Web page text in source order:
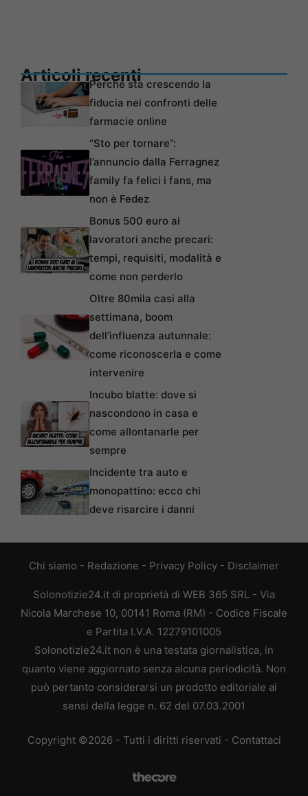
Articoli recentiPerché sta crescendo la
fiducia nei confronti delle
farmacie online
“Sto per tornare”:
l’annuncio dalla Ferragnez
family fa felici i fans, ma
non è Fedez
Bonus 500 euro ai
lavoratori anche precari:
tempi, requisiti, modalità e
come non perderlo
Oltre 80mila casi alla
settimana, boom
dell’influenza autunnale:
come riconoscerla e come
intervenire
Incubo blatte: dove si
nascondono in casa e
come allontanarle per
sempre
Incidente tra auto e
monopattino: ecco chi
deve risarcire i danni
Chi siamo - Redazione - Privacy Policy - Disclaimer
Solonotizie24.it di proprietà di WEB 365 SRL - Via
Nicola Marchese 10, 00141 Roma (RM) - Codice Fiscale
e Partita I.V.A. 12279101005
Solonotizie24.it non è una testata giornalistica, in
quanto viene aggiornato senza alcuna periodicità. Non
può pertanto considerarsi un prodotto editoriale ai
sensi della legge n. 62 del 07.03.2001
Copyright ©2026 - Tutti i diritti riservati - Contattaci